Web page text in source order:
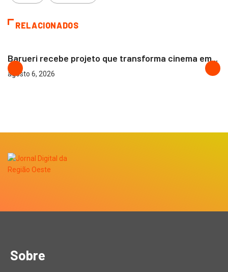
RELACIONADOS
Barueri recebe projeto que transforma cinema em...
agosto 6, 2026
Sobre